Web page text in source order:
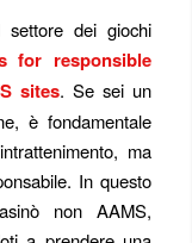
settore dei giochi
for responsible
sites. Se sei un
è fondamentale
ma
In questo
non AAMS,